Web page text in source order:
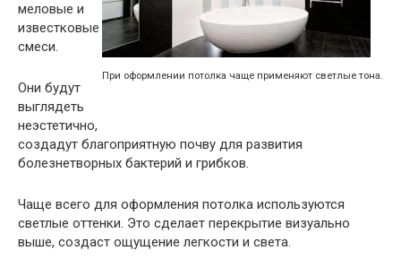
При оформлении потолка чаще применяют светлые тона.
меловые и
известковые
смеси.
Они будут
выглядеть
неэстетично,
создадут благоприятную почву для развития
болезнетворных бактерий и грибков.
Чаще всего для оформления потолка используются
светлые оттенки. Это сделает перекрытие визуально
выше, создаст ощущение легкости и света.